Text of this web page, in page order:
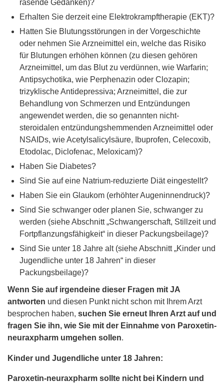
rasende Gedanken)?
Erhalten Sie derzeit eine Elektrokrampftherapie (EKT)?
Hatten Sie Blutungsstörungen in der Vorgeschichte
oder nehmen Sie Arzneimittel ein, welche das Risiko
für Blutungen erhöhen können (zu diesen gehören
Arzneimittel, um das Blut zu verdünnen, wie Warfarin;
Antipsychotika, wie Perphenazin oder Clozapin;
trizyklische Antidepressiva; Arzneimittel, die zur
Behandlung von Schmerzen und Entzündungen
angewendet werden, die so genannten nicht-
steroidalen entzündungshemmenden Arzneimittel oder
NSAIDs, wie Acetylsalicylsäure, Ibuprofen, Celecoxib,
Etodolac, Diclofenac, Meloxicam)?
Haben Sie Diabetes?
Sind Sie auf eine Natrium-reduzierte Diät eingestellt?
Haben Sie ein Glaukom (erhöhter Augeninnendruck)?
Sind Sie schwanger oder planen Sie, schwanger zu
werden (siehe Abschnitt „Schwangerschaft, Stillzeit und
Fortpflanzungsfähigkeit“ in dieser Packungsbeilage)?
Sind Sie unter 18 Jahre alt (siehe Abschnitt „Kinder und
Jugendliche unter 18 Jahren“ in dieser
Packungsbeilage)?
Wenn Sie auf irgendeine dieser Fragen mit JA
antworten und diesen Punkt nicht schon mit Ihrem Arzt
besprochen haben, suchen Sie erneut Ihren Arzt auf und
fragen Sie ihn, wie Sie mit der Einnahme von Paroxetin-
neuraxpharm umgehen sollen.
Kinder und Jugendliche unter 18 Jahren:
Paroxetin-neuraxpharm sollte nicht bei Kindern und